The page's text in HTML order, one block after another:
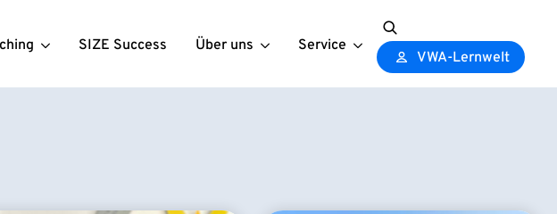
SIZE Success Über uns Service
Search
for:
VWA-Lernwelt